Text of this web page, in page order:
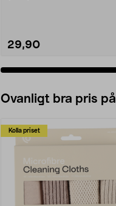
29,90
Ovanligt bra pris
Kolla priset